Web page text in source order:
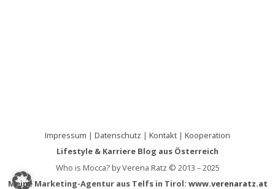
Impressum | Datenschutz | Kontakt | Kooperation
Lifestyle & Karriere Blog aus Österreich
Who is Mocca? by Verena Ratz © 2013 – 2025
Meine Marketing-Agentur aus Telfs in Tirol: www.verenaratz.at